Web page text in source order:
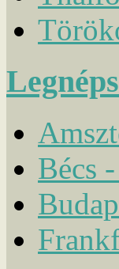
Bécs